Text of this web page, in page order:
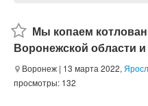
Мы копаем
Воронежской области
Воронеж | 13 марта 2022,
просмотры: 132